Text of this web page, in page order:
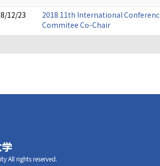
12/23
2018 11th International
Commitee Co-Chair
All rights reserved.